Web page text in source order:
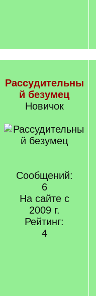
Рассудительны
й безумец
Новичок
Сообщений:
6
На сайте с
2009 г.
Рейтинг:
4